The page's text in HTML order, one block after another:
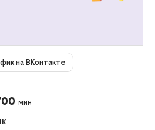
на ВКонтакте
мин